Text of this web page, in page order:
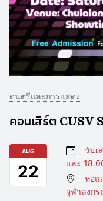
ดนตรีและการแสดง
คอนเสิร์ต CUSV
AUG
22
วันเ
และ
หอแ
จุฬาลงก